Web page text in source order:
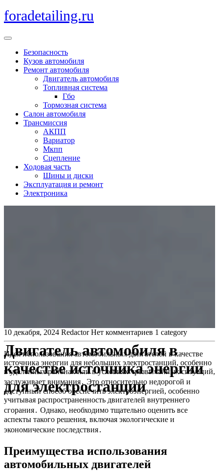
Перейти
к
foradetailing.ru
Кнопка
ОткрытьБезопасность
Кузов автомобиля
Ремонт автомобиля
Двигатель автомобиля
Топливная система
Гбо
Тормозная система
Салон автомобиля
Трансмиссия
АКПП
Вариатор
Мкпп
Сцепление
Ходовая часть
Шины и диски
Эксплуатация и ремонт
Электроника
Двигатель автомобиля в
качестве источника энергии
для электростанции
10 декабря, 2024 Redactor Нет комментариев 1 category
Идея использования автомобильных двигателей в качестве
источника энергии для небольших электростанций, особенно
в удаленных районах или в условиях чрезвычайных ситуаций,
заслуживает внимания․ Это относительно недорогой и
доступный способ обеспечить электроэнергией, особенно
учитывая распространенность двигателей внутреннего
сгорания․ Однако, необходимо тщательно оценить все
аспекты такого решения, включая экологические и
экономические последствия․
Преимущества использования
автомобильных двигателей